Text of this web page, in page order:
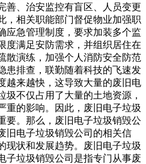
善、治安监控有盲区、人员变更
，相关职能部门督促物业加强职
应急管理制度，要求加装多个监
度满足安防需求，并组织居住在
散演练，加强个人消防安全防范
患排查，联勤随着科技的飞速发
越来越快，这导致大量的废旧电
圾不仅占用了大量的土地资源，
重的影响。因此，废旧电子垃圾
要。那么，废旧电子垃圾销毁公
旧电子垃圾销毁公司的相关信
现状和发展趋势。废旧电子垃圾
子垃圾销毁公司是指专门从事废